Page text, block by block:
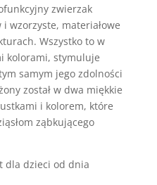
zwierzak
i wzorzyste, materiałowe
Wszystko to w
kolorami, stymuluje
samym jego zdolności
został w dwa miękkie
i kolorem, które
ząbkującego
dla dzieci od dnia